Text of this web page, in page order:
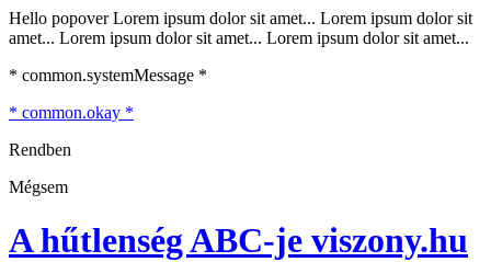
Hello popover Lorem ipsum dolor sit amet... Lorem ipsum dolor sit
amet... Lorem ipsum dolor sit amet... Lorem ipsum dolor sit amet...
* common.systemMessage *
* common.okay *
Rendben
Mégsem
A hűtlenség ABC-je viszony.hu